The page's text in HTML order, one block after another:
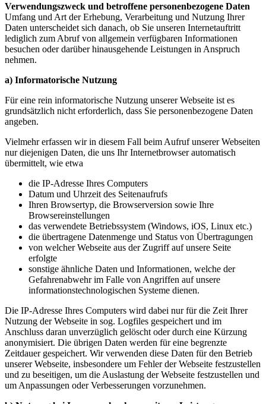
Verwendungszweck und betroffene personenbezogene Daten
Umfang und Art der Erhebung, Verarbeitung und Nutzung Ihrer
Daten unterscheidet sich danach, ob Sie unseren Internetauftritt
lediglich zum Abruf von allgemein verfügbaren Informationen
besuchen oder darüber hinausgehende Leistungen in Anspruch
nehmen.
a) Informatorische Nutzung
Für eine rein informatorische Nutzung unserer Webseite ist es
grundsätzlich nicht erforderlich, dass Sie personenbezogene Daten
angeben.
Vielmehr erfassen wir in diesem Fall beim Aufruf unserer Webseiten
nur diejenigen Daten, die uns Ihr Internetbrowser automatisch
übermittelt, wie etwa
die IP-Adresse Ihres Computers
Datum und Uhrzeit des Seitenaufrufs
Ihren Browsertyp, die Browserversion sowie Ihre
Browsereinstellungen
das verwendete Betriebssystem (Windows, iOS, Linux etc.)
die übertragene Datenmenge und Status von Übertragungen
von welcher Webseite aus der Zugriff auf unsere Seite
erfolgte
sonstige ähnliche Daten und Informationen, welche der
Gefahrenabwehr im Falle von Angriffen auf unsere
informationstechnologischen Systeme dienen.
Die IP-Adresse Ihres Computers wird dabei nur für die Zeit Ihrer
Nutzung der Webseite in sog. Logfiles gespeichert und im
Anschluss daran unverzüglich gelöscht oder durch eine Kürzung
anonymisiert. Die übrigen Daten werden für eine begrenzte
Zeitdauer gespeichert. Wir verwenden diese Daten für den Betrieb
unserer Webseite, insbesondere um Fehler der Webseite festzustellen
und zu beseitigen, um die Auslastung der Webseite festzustellen und
um Anpassungen oder Verbesserungen vorzunehmen.